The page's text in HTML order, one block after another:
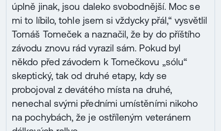
úplně jinak, jsou daleko svobodnější. Moc se
mi to líbilo, tohle jsem si vždycky přál,“ vysvětlil
Tomáš Tomeček a naznačil, že by do příštího
závodu znovu rád vyrazil sám. Pokud byl
někdo před závodem k Tomečkovu „sólu“
skeptický, tak od druhé etapy, kdy se
probojoval z devátého místa na druhé,
nenechal svými předními umístěními nikoho
na pochybách, že je ostříleným veteránem